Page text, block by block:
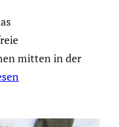
mitten in der